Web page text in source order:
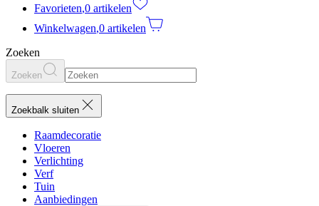
Favorieten,0 artikelen
Winkelwagen,0 artikelen
Zoeken
Zoeken
Zoekbalk sluiten
Raamdecoratie
Vloeren
Verlichting
Verf
Tuin
Aanbiedingen